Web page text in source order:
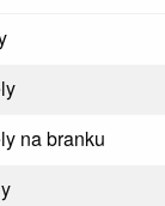
na branku